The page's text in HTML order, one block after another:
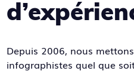
Depuis 2006, nous
infographistes quel que